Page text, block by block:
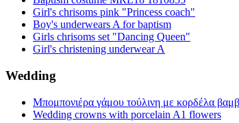
Girl's chrisoms pink "Princess coach"
Boy's underwears A for baptism
Girls chrisoms set "Dancing Queen"
Girl's christening underwear A
Wedding
Μπομπονιέρα γάμου τούλινη με κορδέλα
Wedding crowns with porcelain A1 flowers